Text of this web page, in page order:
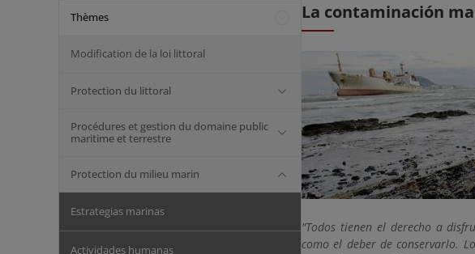
Thèmes
Modification de la loi littoral
Protection du littoral
Procédures et gestion du domaine public
maritime et terrestre
Protection du milieu marin
Estrategias marinas
Actividades humanas
La contaminación
"Todos tienen el derecho a
como el deber de conservarlo.